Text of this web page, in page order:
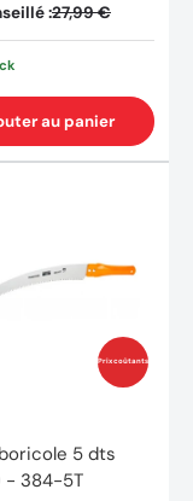
:27,99 €
au panier
Prix coûtants
5 dts
- 384-5T